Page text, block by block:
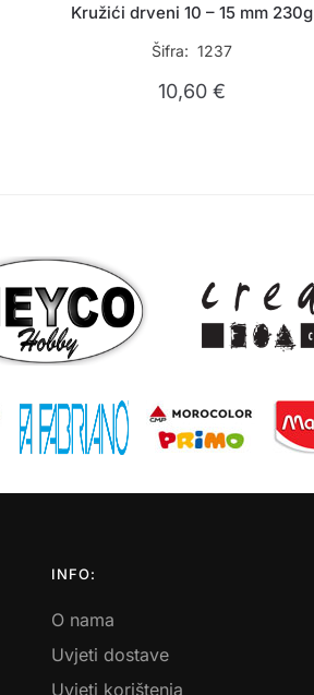
Kružići drveni 10 – 15 mm 230g
Šifra: 1237
10,60€
INFO:
O nama
Uvjeti dostave
Uvjeti korištenja